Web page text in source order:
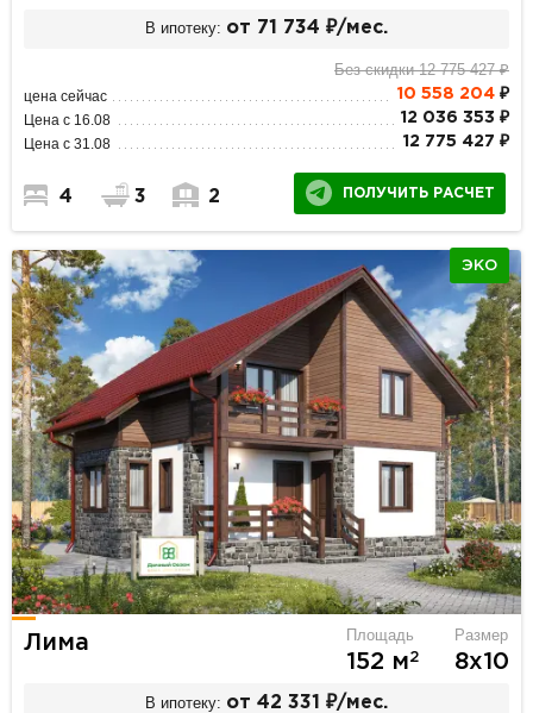
В ипотеку: от 71 734 ₽/мес.
Без скидки 12 775 427 ₽
цена сейчас 10 558 204₽
Цена с 16.08 12 036 353 ₽
Цена с 31.08 12 775 427 ₽
4 3 2 ПОЛУЧИТЬ РАСЧЕТ
ЭКО
Лима Площадь
152 м2
Размер
8х10
В ипотеку: от 42 331 ₽/мес.